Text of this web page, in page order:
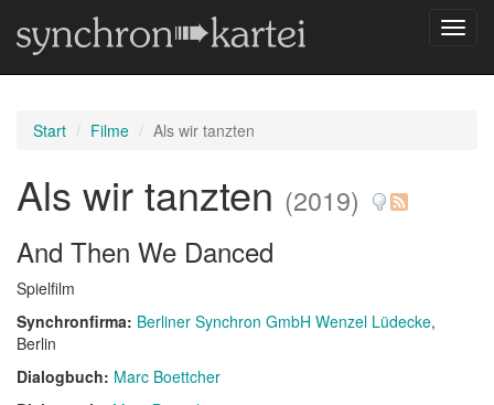
Start Filme Als wir tanzten
Als wir tanzten (2019)
And Then We Danced
Spielfilm
Synchronfirma: Berliner Synchron GmbH Wenzel Lüdecke,
Berlin
Dialogbuch: Marc Boettcher